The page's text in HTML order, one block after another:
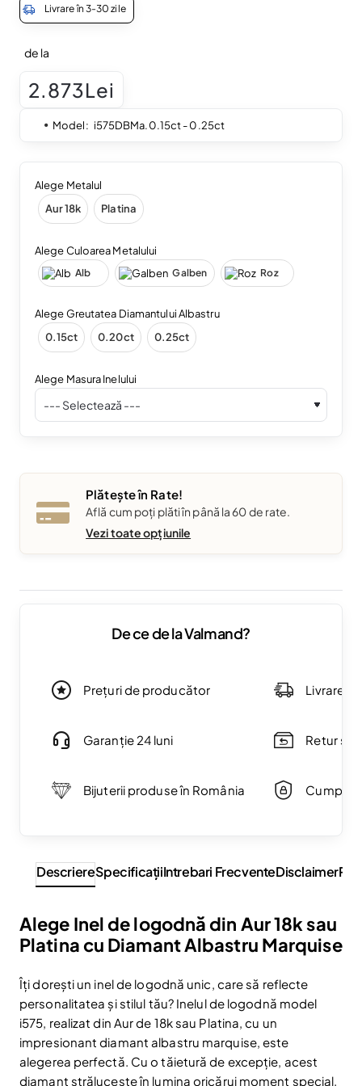
Livrare în 3-30 zile
de la
2.873Lei
Model: i575DBMa.0.15ct - 0.25ct
Alege Metalul
Aur 18k
Platina
Alege Culoarea Metalului
Alb Galben Roz
Alege Greutatea Diamantului Albastru
0.15ct
0.20ct 0.25ct
Alege Masura Inelului
Plătește în Rate!
Află cum poți plăti în până la 60 de rate.
Vezi toate opțiunile
De ce de la Valmand?
Prețuri de producător
Garanție 24 luni
Bijuterii produse în România
Livrare
Retur
DescriereSpecificaţiiIntrebari FrecventeDisclaimer
Alege Inel de logodnă din Aur 18k sau
Platina cu Diamant Albastru Marquise
Îți dorești un inel de logodnă unic, care să reflecte
personalitatea și stilul tău? Inelul de logodnă model
i575, realizat din Aur de 18k sau Platina, cu un
impresionant diamant albastru marquise, este
alegerea perfectă. Cu o tăietură de excepție, acest
diamant strălucește în lumina oricărui moment special.